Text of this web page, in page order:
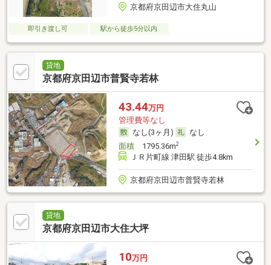
京都府京田辺市大住丸山
即引き渡し可 駅から徒歩5分以内
貸地
京都府京田辺市普賢寺若林
43.44万円
管理費等なし
なし(3ヶ月)
なし
面積1795.36m2
ＪＲ片町線 津田駅 徒歩4.8km
京都府京田辺市普賢寺若林
貸地
京都府京田辺市大住大坪
10万円